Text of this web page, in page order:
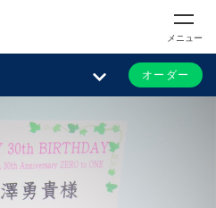
メニュー
オーダー